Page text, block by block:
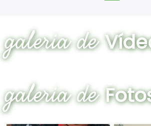
galeria de
galeria de